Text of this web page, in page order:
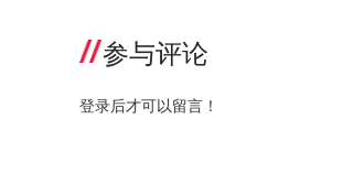
参与评论
登录后才可以留言！